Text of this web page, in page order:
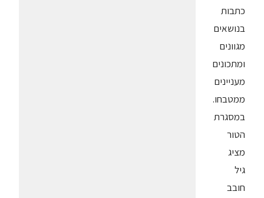
כתבות
בנושאים
מגוונים
ומתכונים
מעניינים
ממטבחו.
במסגרת
הטור
מציג
גיל
חובב